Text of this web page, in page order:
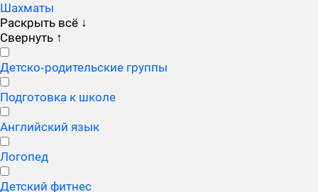
Шахматы
Раскрыть всё ↓
Свернуть ↑
Детско‑родительские группы
Подготовка к школе
Английский язык
Логопед
Детский фитнес